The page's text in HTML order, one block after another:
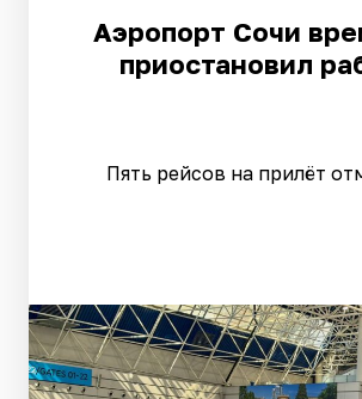
Аэропорт Сочи
приостановил
Пять рейсов на прилёт